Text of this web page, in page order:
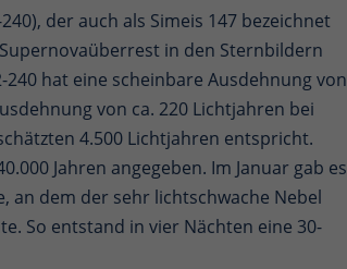
der auch als Simeis 147 bezeichnet
in den Sternbildern
hat eine scheinbare Ausdehnung von
von ca. 220 Lichtjahren bei
4.500 Lichtjahren entspricht.
Jahren angegeben. Im Januar gab es
an dem der sehr lichtschwache Nebel
So entstand in vier Nächten eine 30-